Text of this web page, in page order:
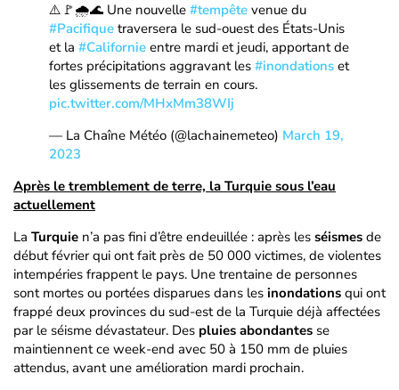
⚠️🚩🌧️🌊 Une nouvelle #tempête venue du
#Pacifique traversera le sud-ouest des États-Unis
et la #Californie entre mardi et jeudi, apportant de
fortes précipitations aggravant les #inondations et
les glissements de terrain en cours.
pic.twitter.com/MHxMm38WIj
— La Chaîne Météo (@lachainemeteo) March 19,
2023
Après le tremblement de terre, la Turquie sous l’eau
actuellement
La Turquie n’a pas fini d’être endeuillée : après les séismes de
début février qui ont fait près de 50 000 victimes, de violentes
intempéries frappent le pays. Une trentaine de personnes
sont mortes ou portées disparues dans les inondations qui ont
frappé deux provinces du sud-est de la Turquie déjà affectées
par le séisme dévastateur. Des pluies abondantes se
maintiennent ce week-end avec 50 à 150 mm de pluies
attendus, avant une amélioration mardi prochain.